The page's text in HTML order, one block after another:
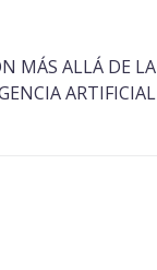
MÁS ALLÁ DE LA
ARTIFICIAL